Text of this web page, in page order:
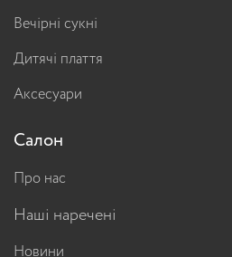
Вечірні сукні
Дитячі плаття
Аксесуари
Салон
Про нас
Наші наречені
Новини